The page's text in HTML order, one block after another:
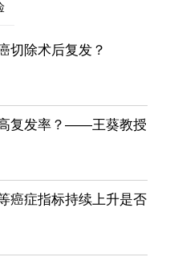
切除术后复发？
复发率？——王葵教授
癌症指标持续上升是否